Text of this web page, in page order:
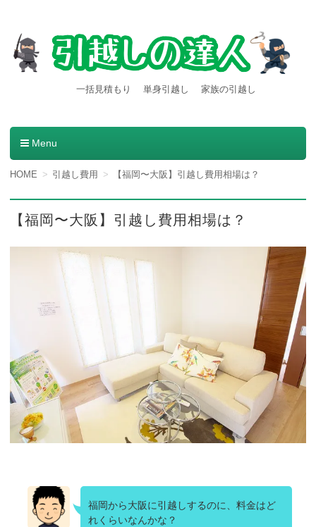
【引越しの達人】東京都内発
引越し料金一括見積もりサービスを利用すると引越し料金
一括見積もり 単身引越し 家族の引越し
Menu
コンテンツへ移動
HOME 引越し費用 【福岡〜大阪】引越し費用相場は？
【福岡〜大阪】引越し費用相場は？
福岡から大阪に引越しするのに、料金はど
れくらいなんかな？